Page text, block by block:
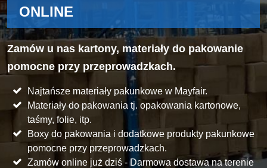
ONLINE
Zamów u nas kartony, materiały do pakowanie
pomocne przy przeprowadzkach.
Najtańsze materiały pakunkowe w Mayfair.
Materiały do pakowania tj. opakowania kartonowe,
taśmy, folie, itp.
Boxy do pakowania i dodatkowe produkty pakunkowe
pomocne przy przeprowadzkach.
Zamów online już dziś - Darmowa dostawa na terenie